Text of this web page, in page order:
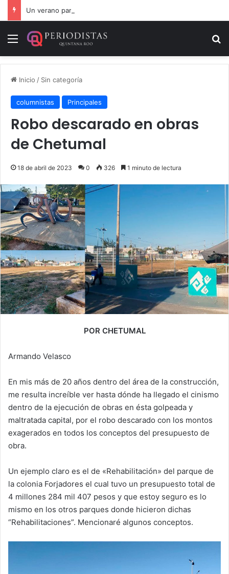
Menú
Inicio / Sin categoría
columnistas Principales
Robo descarado en obras
de Chetumal
18 de abril de 2023 0 326 1 minuto de lectura
POR CHETUMAL
Armando Velasco
En mis más de 20 años dentro del área de la construcción,
me resulta increíble ver hasta dónde ha llegado el cinismo
dentro de la ejecución de obras en ésta golpeada y
maltratada capital, por el robo descarado con los montos
exagerados en todos los conceptos del presupuesto de
obra.
Un ejemplo claro es el de «Rehabilitación» del parque de
la colonia Forjadores el cual tuvo un presupuesto total de
4 millones 284 mil 407 pesos y que estoy seguro es lo
mismo en los otros parques donde hicieron dichas
“Rehabilitaciones”. Mencionaré algunos conceptos.